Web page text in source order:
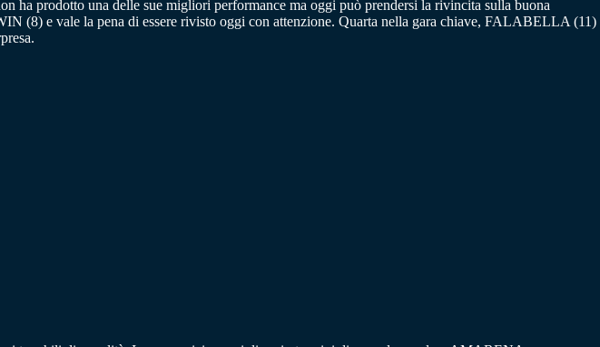
ha prodotto una delle sue migliori performance ma oggi può prendersi la rivincita sulla buona
(8) e vale la pena di essere rivisto oggi con attenzione. Quarta nella gara chiave, FALABELLA (11)